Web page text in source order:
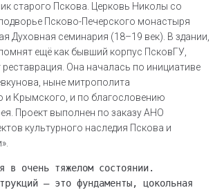
старого Пскова. Церковь Николы со
Псково-Печерского монастыря
Духовная семинария (18–19 век). В здании,
ещё как бывший корпус ПсковГУ,
Она началась по инициативе
ныне митрополита
и Крымского, и по благословению
Проект выполнен по заказу АНО
культурного наследия Пскова и
в очень тяжелом состоянии.
— это фундаменты, цокольная